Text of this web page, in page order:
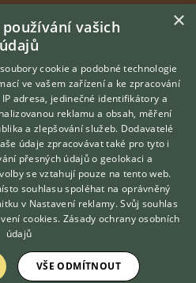
STRÁNKA
INZERCE
DISKUSE
O nás
Kontakt
inzerátů
užití
osobních údajů
Přihlášení
Registrace
Hledáte zvířecího kamaráda?
Zdarma vám poradí
VETERINÁŘ ONLINE
KONZULTOVAT S
VETERINÁŘEM
×
vašich
údajů
cookie a podobné technologie
ve vašem zařízení a ke zpracování
adresa, jedinečné identifikátory a
reklamu a obsah, měření
a zlepšování služeb. Dodavatelé
údaje zpracovávat také pro tyto i
přesných údajů o geolokaci a
se vztahují pouze na tento web.
souhlasu spoléhat na oprávněný
v Nastavení reklamy. Svůj souhlas
cookies. Zásady ochrany osobních
údajů
VŠE ODMÍTNOUT